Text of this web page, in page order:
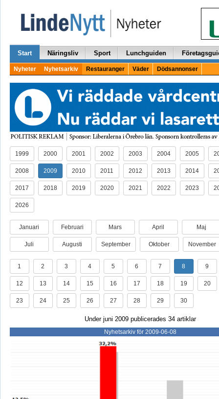
Start Näringsliv Sport Lunchguiden
Nyheter Nyhetsarkiv Restauranger Väder Dödsannonser
1999 2000 2001 2002 2003 2004 2005
2008 2009 2010 2011 2012 2013 2014
2017 2018 2019 2020 2021 2022 2023
2026
Januari Februari Mars April Maj
Juli Augusti September Oktober November
1 2 3 4 5 6 7 8 9
12 13 14 15 16 17 18 19 20
23 24 25 26 27 28 29 30
Under juni 2009 publicerades 34 artiklar
Nyhetsarkiv för 2009-06-08